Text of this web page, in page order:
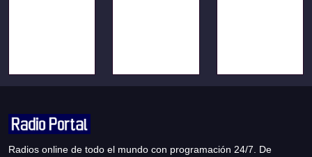
Radios online de todo el mundo con programación 24/7. De